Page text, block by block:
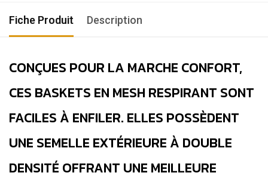
Fiche Produit Description
CONÇUES POUR LA MARCHE CONFORT,
CES BASKETS EN MESH RESPIRANT SONT
FACILES À ENFILER. ELLES POSSÈDENT
UNE SEMELLE EXTÉRIEURE À DOUBLE
DENSITÉ OFFRANT UNE MEILLEURE